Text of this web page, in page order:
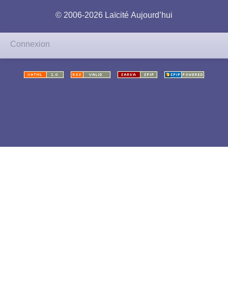
© 2006-2026 Laïcité Aujourd’hui
Connexion